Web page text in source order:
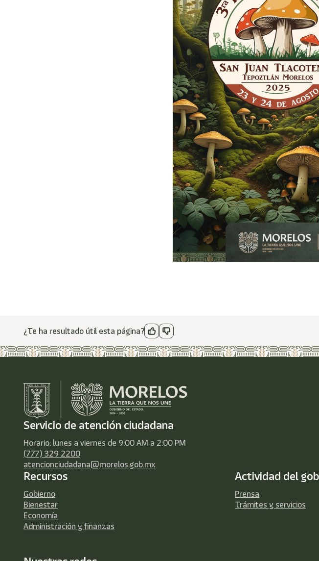
¿Te ha resultado útil esta página?
Servicio de atención ciudadana
Horario: lunes a viernes de 9:00 AM a 2:00 PM
(777) 329 2200
atencionciudadana@morelos.gob.mx
Recursos
Gobierno
Bienestar
Economía
Administración y finanzas
Actividad del
Prensa
Trámites y servicios